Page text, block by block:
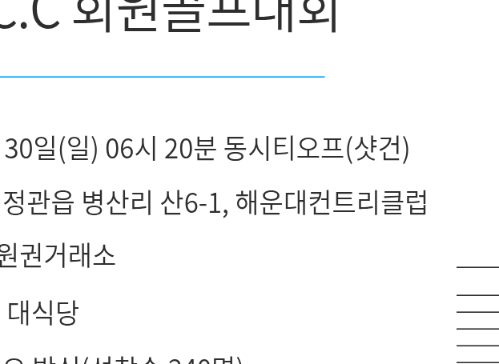
0개 첨부 됨 (/
전체 69건
현재 페이지1/1
리스트
갤러리
강동디아너스 VVIP
가야주중
보라(39000)